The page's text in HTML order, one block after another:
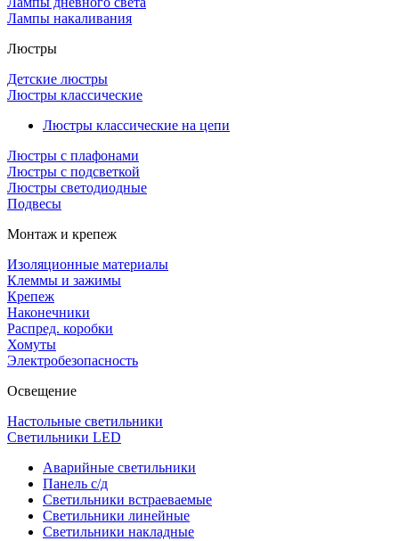
Лампы накаливания
Люстры
Детские люстры
Люстры классические
Люстры классические на цепи
Люстры с плафонами
Люстры с подсветкой
Люстры светодиодные
Подвесы
Монтаж и крепеж
Изоляционные материалы
Клеммы и зажимы
Крепеж
Наконечники
Распред. коробки
Хомуты
Электробезопасность
Освещение
Настольные светильники
Светильники LED
Аварийные светильники
Панель с/д
Светильники встраеваемые
Светильники линейные
Светильники накладные